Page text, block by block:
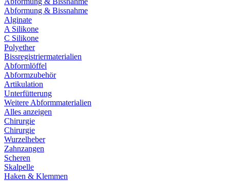
Abformung & Bissnahme
Alginate
A Silikone
C Silikone
Polyether
Bissregistriermaterialien
Abformlöffel
Abformzubehör
Artikulation
Unterfütterung
Weitere Abformmaterialien
Alles anzeigen
Chirurgie
Chirurgie
Wurzelheber
Zahnzangen
Scheren
Skalpelle
Haken & Klemmen